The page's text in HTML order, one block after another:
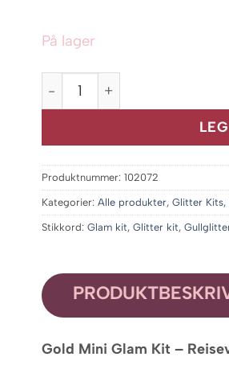
På lager
Gold Mini Glam Kit antall
Produktnummer: 102072
Kategorier: Alle produkter, Glitter Kits,
Stikkord: Glam kit, Glitter kit,
Gold Mini Glam Kit –